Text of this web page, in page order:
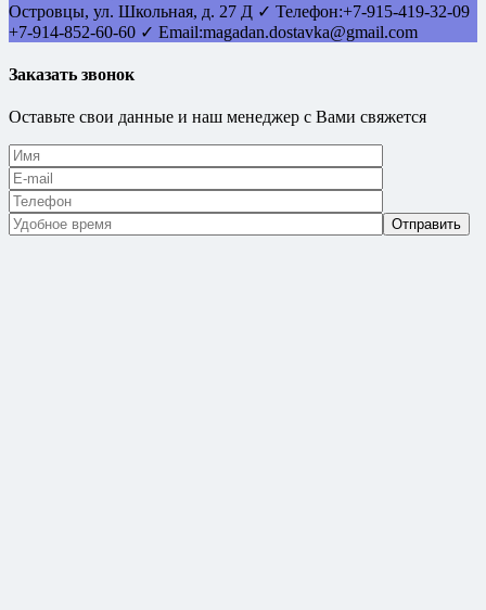
Островцы, ул. Школьная, д. 27 Д ✓ Телефон:+7-915-419-32-09
+7-914-852-60-60 ✓ Email:magadan.dostavka@gmail.com
Заказать звонок
Оставьте свои данные и наш менеджер с Вами свяжется